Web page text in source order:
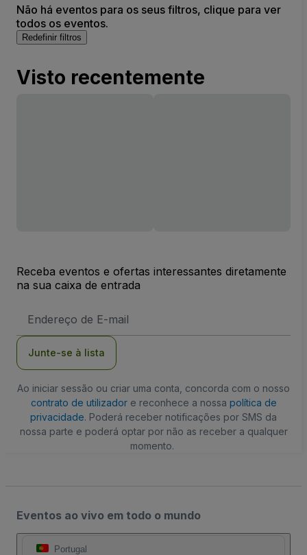
Não há eventos para os seus filtros, clique para ver
todos os eventos.
Redefinir filtros
Visto recentemente
Receba eventos e ofertas interessantes diretamente
na sua caixa de entrada
de
Junte-se à lista
Ao iniciar sessão ou criar uma conta, concorda com o nosso
contrato de utilizadore reconhece a nossa política de
privacidade. Poderá receber notificações por SMS da
nossa parte e poderá optar por não as receber a qualquer
momento.
Eventos ao vivo em todo o mundo
Portugal